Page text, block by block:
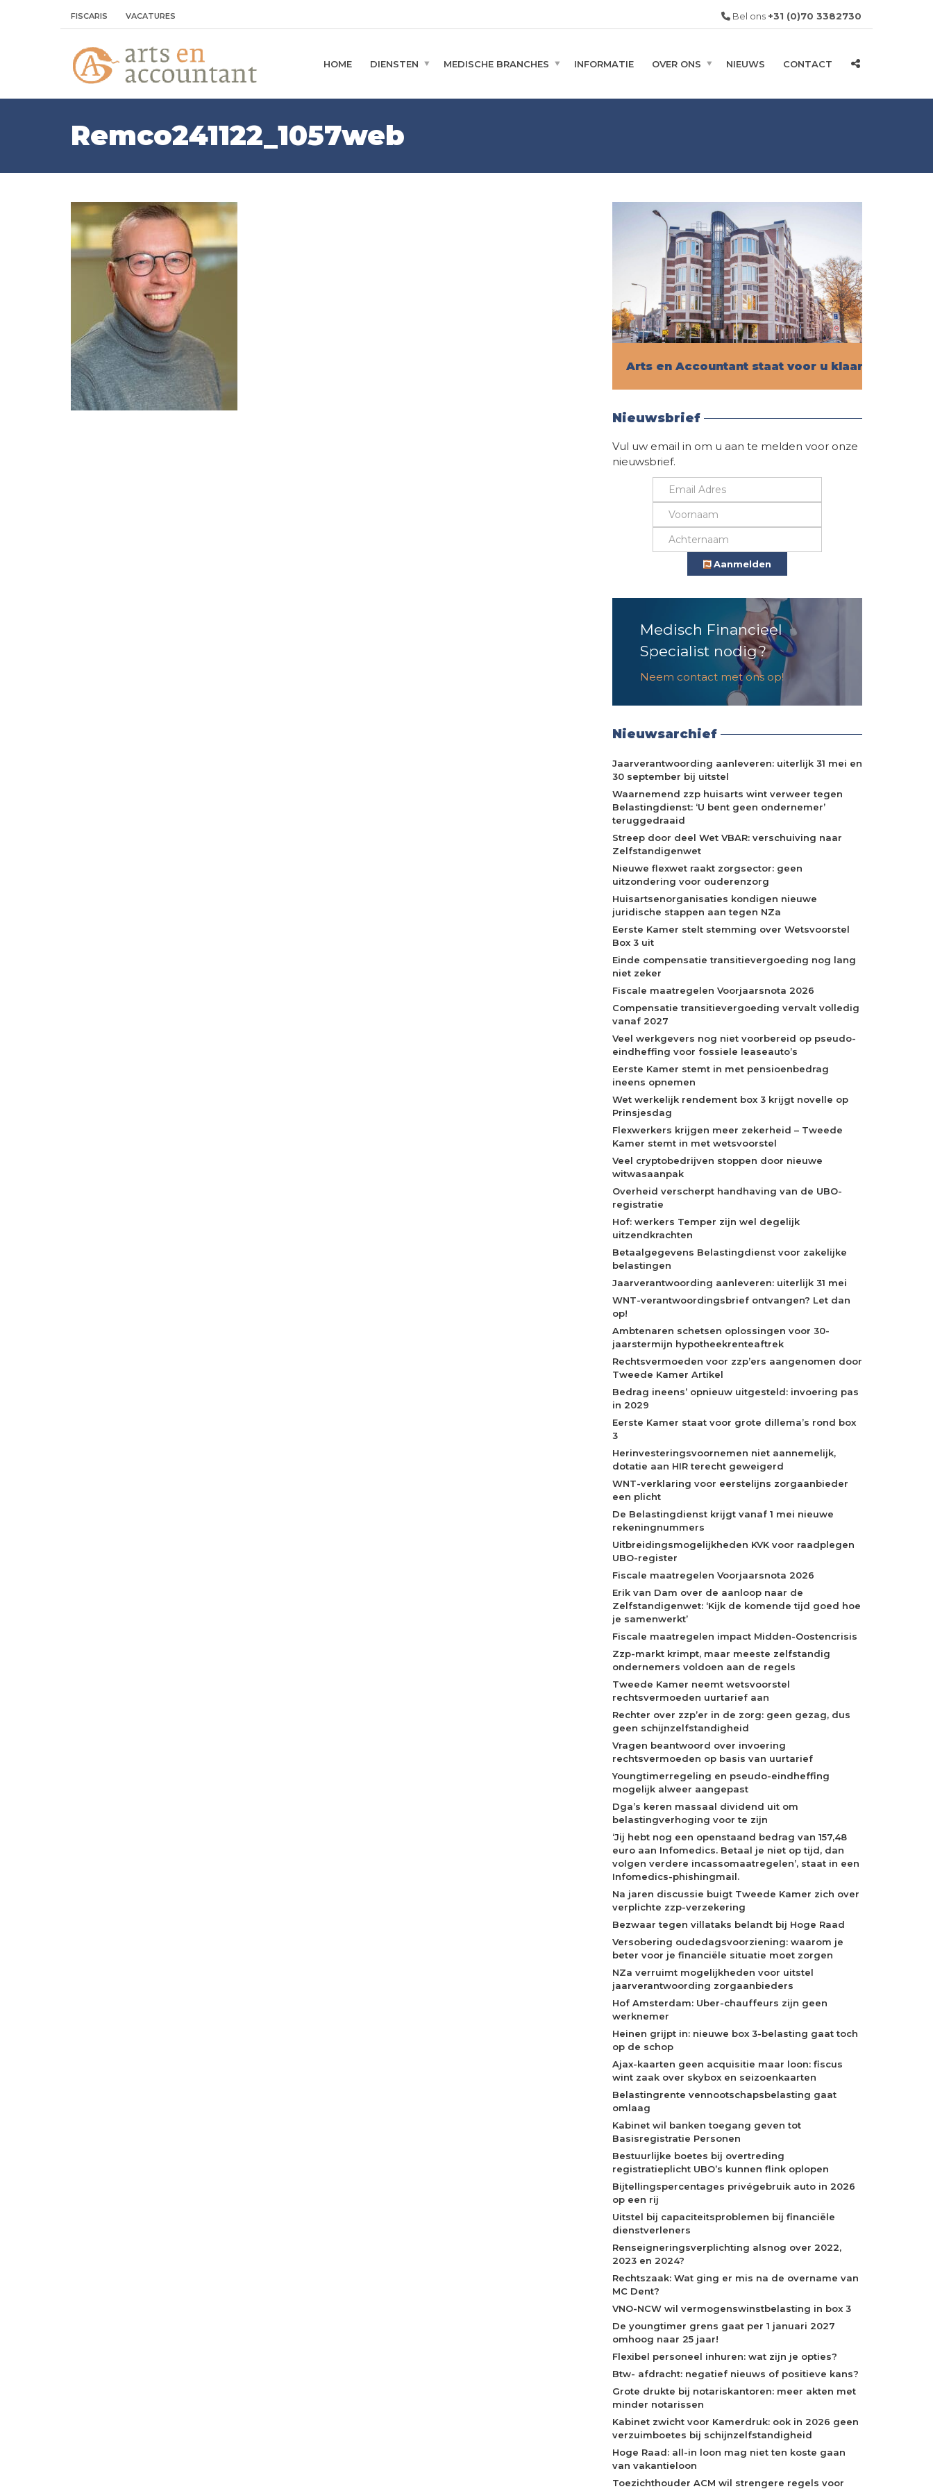
FISCARIS VACATURES Bel ons +31 (0)70 3382730
HOME DIENSTEN MEDISCHE BRANCHES INFORMATIE OVER ONS NIEUWS CONTACT
Remco241122_1057web
Arts en Accountant staat voor u klaar!
Nieuwsbrief
Vul uw email in om u aan te melden voor onze
nieuwsbrief.
Aanmelden
Medisch Financieel
Specialist nodig?
Neem contact met ons op!
Nieuwsarchief
Jaarverantwoording aanleveren: uiterlijk 31 mei en
30 september bij uitstel
Waarnemend zzp huisarts wint verweer tegen
Belastingdienst: ‘U bent geen ondernemer’
teruggedraaid
Streep door deel Wet VBAR: verschuiving naar
Zelfstandigenwet
Nieuwe flexwet raakt zorgsector: geen
uitzondering voor ouderenzorg
Huisartsenorganisaties kondigen nieuwe
juridische stappen aan tegen NZa
Eerste Kamer stelt stemming over Wetsvoorstel
Box 3 uit
Einde compensatie transitievergoeding nog lang
niet zeker
Fiscale maatregelen Voorjaarsnota 2026
Compensatie transitievergoeding vervalt volledig
vanaf 2027
Veel werkgevers nog niet voorbereid op pseudo-
eindheffing voor fossiele leaseauto’s
Eerste Kamer stemt in met pensioenbedrag
ineens opnemen
Wet werkelijk rendement box 3 krijgt novelle op
Prinsjesdag
Flexwerkers krijgen meer zekerheid – Tweede
Kamer stemt in met wetsvoorstel
Veel cryptobedrijven stoppen door nieuwe
witwasaanpak
Overheid verscherpt handhaving van de UBO-
registratie
Hof: werkers Temper zijn wel degelijk
uitzendkrachten
Betaalgegevens Belastingdienst voor zakelijke
belastingen
Jaarverantwoording aanleveren: uiterlijk 31 mei
WNT-verantwoordingsbrief ontvangen? Let dan
op!
Ambtenaren schetsen oplossingen voor 30-
jaarstermijn hypotheekrenteaftrek
Rechtsvermoeden voor zzp’ers aangenomen door
Tweede Kamer Artikel
Bedrag ineens’ opnieuw uitgesteld: invoering pas
in 2029
Eerste Kamer staat voor grote dillema’s rond box
3
Herinvesteringsvoornemen niet aannemelijk,
dotatie aan HIR terecht geweigerd
WNT-verklaring voor eerstelijns zorgaanbieder
een plicht
De Belastingdienst krijgt vanaf 1 mei nieuwe
rekeningnummers
Uitbreidingsmogelijkheden KVK voor raadplegen
UBO-register
Fiscale maatregelen Voorjaarsnota 2026
Erik van Dam over de aanloop naar de
Zelfstandigenwet: ‘Kijk de komende tijd goed hoe
je samenwerkt’
Fiscale maatregelen impact Midden-Oostencrisis
Zzp-markt krimpt, maar meeste zelfstandig
ondernemers voldoen aan de regels
Tweede Kamer neemt wetsvoorstel
rechtsvermoeden uurtarief aan
Rechter over zzp’er in de zorg: geen gezag, dus
geen schijnzelfstandigheid
Vragen beantwoord over invoering
rechtsvermoeden op basis van uurtarief
Youngtimerregeling en pseudo-eindheffing
mogelijk alweer aangepast
Dga’s keren massaal dividend uit om
belastingverhoging voor te zijn
‘Jij hebt nog een openstaand bedrag van 157,48
euro aan Infomedics. Betaal je niet op tijd, dan
volgen verdere incassomaatregelen’, staat in een
Infomedics-phishingmail.
Na jaren discussie buigt Tweede Kamer zich over
verplichte zzp-verzekering
Bezwaar tegen villataks belandt bij Hoge Raad
Versobering oudedagsvoorziening: waarom je
beter voor je financiële situatie moet zorgen
NZa verruimt mogelijkheden voor uitstel
jaarverantwoording zorgaanbieders
Hof Amsterdam: Uber-chauffeurs zijn geen
werknemer
Heinen grijpt in: nieuwe box 3-belasting gaat toch
op de schop
Ajax-kaarten geen acquisitie maar loon: fiscus
wint zaak over skybox en seizoenkaarten
Belastingrente vennootschapsbelasting gaat
omlaag
Kabinet wil banken toegang geven tot
Basisregistratie Personen
Bestuurlijke boetes bij overtreding
registratieplicht UBO’s kunnen flink oplopen
Bijtellingspercentages privégebruik auto in 2026
op een rij
Uitstel bij capaciteitsproblemen bij financiële
dienstverleners
Renseigneringsverplichting alsnog over 2022,
2023 en 2024?
Rechtszaak: Wat ging er mis na de overname van
MC Dent?
VNO-NCW wil vermogenswinstbelasting in box 3
De youngtimer grens gaat per 1 januari 2027
omhoog naar 25 jaar!
Flexibel personeel inhuren: wat zijn je opties?
Btw- afdracht: negatief nieuws of positieve kans?
Grote drukte bij notariskantoren: meer akten met
minder notarissen
Kabinet zwicht voor Kamerdruk: ook in 2026 geen
verzuimboetes bij schijnzelfstandigheid
Hoge Raad: all-in loon mag niet ten koste gaan
van vakantieloon
Toezichthouder ACM wil strengere regels voor